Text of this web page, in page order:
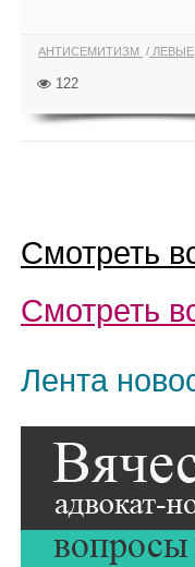
АНТИСЕМИТИЗМ ЛЕВЫЕ
122
Смотреть
Смотреть
Лента